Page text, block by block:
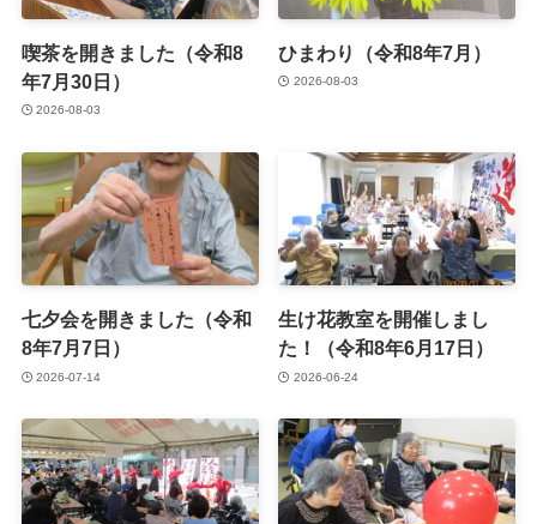
喫茶を開きました（令和8
年7月30日）
2026-08-03
ひまわり（令和8年7月）
2026-08-03
七夕会を開きました（令和
8年7月7日）
2026-07-14
生け花教室を開催しまし
た！（令和8年6月17日）
2026-06-24